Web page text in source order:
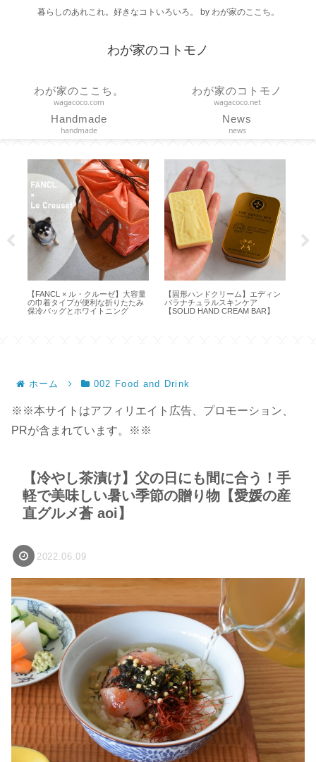
暮らしのあれこれ。好きなコトいろいろ。 by わが家のここち。
わが家のコトモノ
わが家のここち。
wagacoco.com
わが家のコトモノ
wagacoco.net
Handmade
handmade
News
news
【FANCL × ル・クルーゼ】大容量
の巾着タイプが便利な折りたたみ
保冷バッグとホワイトニング
【固形ハンドクリーム】エディン
バラナチュラルスキンケア
【SOLID HAND CREAM BAR】
ホーム 002 Food and Drink
※※本サイトはアフィリエイト広告、プロモーション、
PRが含まれています。※※
【冷やし茶漬け】父の日にも間に合う！手
軽で美味しい暑い季節の贈り物【愛媛の産
直グルメ蒼 aoi】
2022.06.09